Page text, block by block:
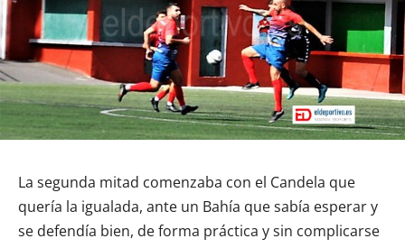
La segunda mitad comenzaba con el Candela que
quería la igualada, ante un Bahía que sabía esperar y
se defendía bien, de forma práctica y sin complicarse